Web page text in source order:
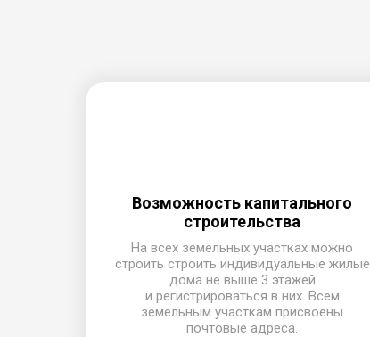
Возможность капитального
строительства
На всех земельных участках можно
строить строить индивидуальные жилые
дома не выше 3 этажей
и регистрироваться в них. Всем
земельным участкам присвоены
почтовые адреса.